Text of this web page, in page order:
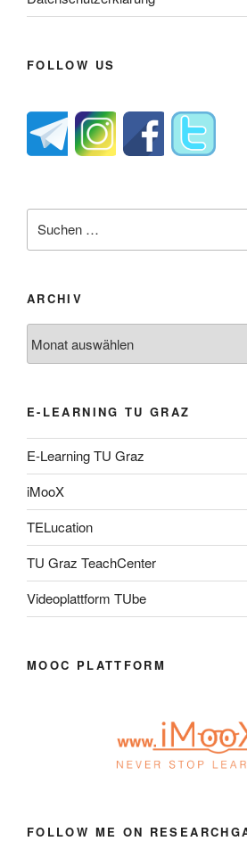
FOLLOW US
nach:
ARCHIV
E-LEARNING TU GRAZ
E-Learning TU Graz
iMooX
TELucation
TU Graz TeachCenter
Videoplattform TUbe
MOOC PLATTFORM
FOLLOW ME ON